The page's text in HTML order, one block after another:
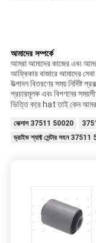
আমাদের সম্পর্কে
আমরা আমাদের কাজের এবং
আফ্রিকার বাজারে আমাদের
উত্পাদন বিতরণের সময় নির্দিষ্ট
প্রচারমূলক এবং বিপণনের
ভিত্তি করে hat তাই কেন আমরা
লেক্সাস 37511 50020
ড্রাইভ শ্যাফ্ট সেন্টার সহন